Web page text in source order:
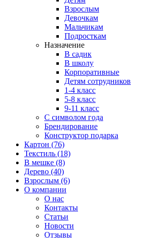
Взрослым
Девочкам
Мальчикам
Подросткам
Назначение
В садик
В школу
Корпоративные
Детям сотрудников
1-4 класс
5-8 класс
9-11 класс
С символом года
Брендирование
Конструктор подарка
Картон (76)
Текстиль (18)
В мешке (8)
Дерево (40)
Взрослым (6)
О компании
О нас
Контакты
Статьи
Новости
Отзывы